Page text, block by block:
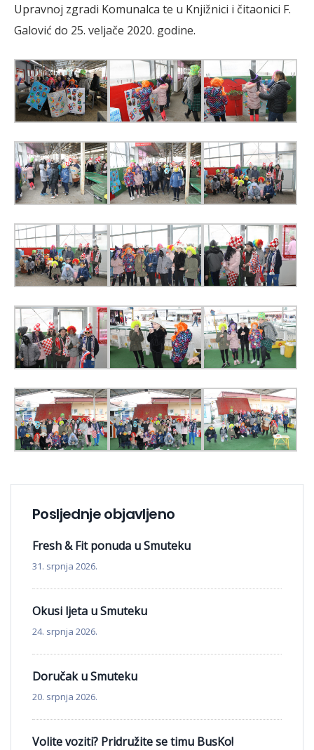
Upravnoj zgradi Komunalca te u Knjižnici i čitaonici F.
Galović do 25. veljače 2020. godine.
Posljednje objavljeno
Fresh & Fit ponuda u Smuteku
31. srpnja 2026.
Okusi ljeta u Smuteku
24. srpnja 2026.
Doručak u Smuteku
20. srpnja 2026.
Volite voziti? Pridružite se timu BusKo!